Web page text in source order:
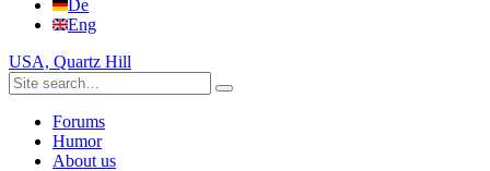
De
Eng
USA, Quartz Hill
Forums
Humor
About us